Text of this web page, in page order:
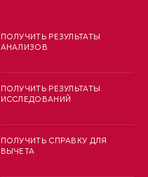
ПОЛУЧИТЬ РЕЗУЛЬТАТЫ
АНАЛИЗОВ
ПОЛУЧИТЬ РЕЗУЛЬТАТЫ
ИССЛЕДОВАНИЙ
ПОЛУЧИТЬ СПРАВКУ ДЛЯ
ВЫЧЕТА